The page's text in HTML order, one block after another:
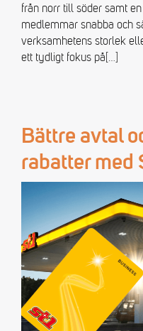
från norr till söder samt
medlemmar snabba och
verksamhetens storlek
ett tydligt fokus på […]
Bättre avtal
rabatter med